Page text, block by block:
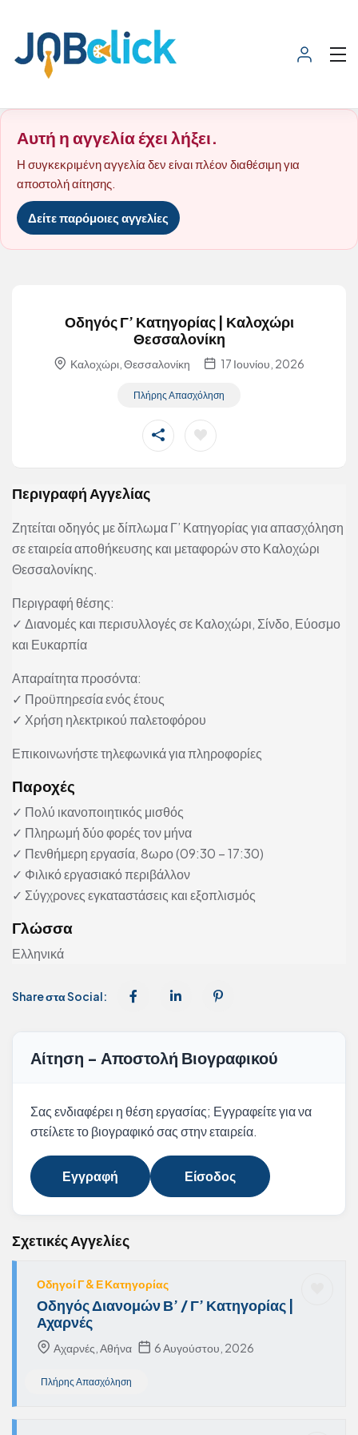
Αυτή η αγγελία έχει λήξει.
Η συγκεκριμένη αγγελία δεν είναι πλέον διαθέσιμη για
αποστολή αίτησης.
Δείτε παρόμοιες αγγελίες
Οδηγός Γ’ Κατηγορίας | Καλοχώρι
Θεσσαλονίκη
Καλοχώρι, Θεσσαλονίκη 17 Ιουνίου, 2026
Πλήρης Απασχόληση
Περιγραφή Αγγελίας
Ζητείται οδηγός με δίπλωμα Γ’ Κατηγορίας για απασχόληση
σε εταιρεία αποθήκευσης και μεταφορών στο Καλοχώρι
Θεσσαλονίκης.
Περιγραφή θέσης:
✓ Διανομές και περισυλλογές σε Καλοχώρι, Σίνδο, Εύοσμο
και Ευκαρπία
Απαραίτητα προσόντα:
✓ Προϋπηρεσία ενός έτους
✓ Χρήση ηλεκτρικού παλετοφόρου
Επικοινωνήστε τηλεφωνικά για πληροφορίες
Παροχές
✓ Πολύ ικανοποιητικός μισθός
✓ Πληρωμή δύο φορές τον μήνα
✓ Πενθήμερη εργασία, 8ωρο (09:30 – 17:30)
✓ Φιλικό εργασιακό περιβάλλον
✓ Σύγχρονες εγκαταστάσεις και εξοπλισμός
Γλώσσα
Ελληνικά
Share στα Social:
Αίτηση - Αποστολή Βιογραφικού
Σας ενδιαφέρει η θέση εργασίας; Εγγραφείτε για να
στείλετε το βιογραφικό σας στην εταιρεία.
Εγγραφή Είσοδος
Σχετικές Αγγελίες
Οδηγοί Γ & Ε Κατηγορίας
Οδηγός Διανομών Β’ / Γ’ Κατηγορίας |
Αχαρνές
Αχαρνές, Αθήνα 6 Αυγούστου, 2026
Πλήρης Απασχόληση